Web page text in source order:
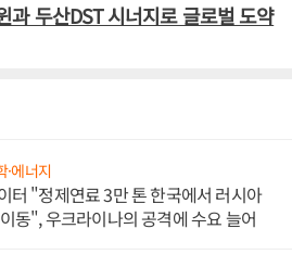
두산DST 시너지로 글로벌 도약
·에너지
터 "정제연료 3만 톤 한국에서 러시아
동", 우크라이나의 공격에 수요 늘어